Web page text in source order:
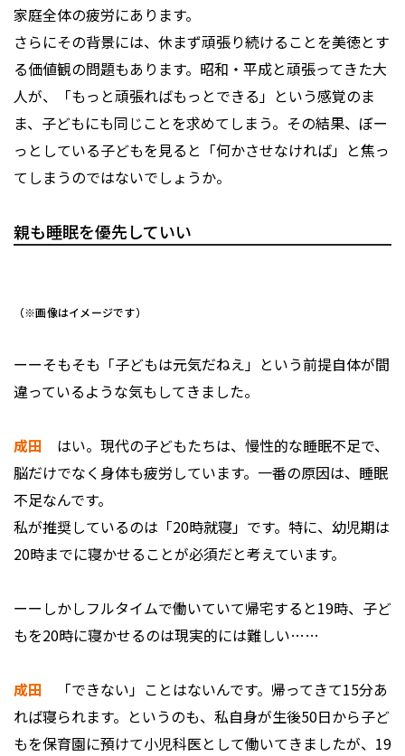
家庭全体の疲労にあります。
さらにその背景には、休まず頑張り続けることを美徳とす
る価値観の問題もあります。昭和・平成と頑張ってきた大
人が、「もっと頑張ればもっとできる」という感覚のま
ま、子どもにも同じことを求めてしまう。その結果、ぼー
っとしている子どもを見ると「何かさせなければ」と焦っ
てしまうのではないでしょうか。
親も睡眠を優先していい
（※画像はイメージです）
ーーそもそも「子どもは元気だねえ」という前提自体が間
違っているような気もしてきました。
成田 はい。現代の子どもたちは、慢性的な睡眠不足で、
脳だけでなく身体も疲労しています。一番の原因は、睡眠
不足なんです。
私が推奨しているのは「20時就寝」です。特に、幼児期は
20時までに寝かせることが必須だと考えています。
ーーしかしフルタイムで働いていて帰宅すると19時、子ど
もを20時に寝かせるのは現実的には難しい……
成田 「できない」ことはないんです。帰ってきて15分あ
れば寝られます。というのも、私自身が生後50日から子ど
もを保育園に預けて小児科医として働いてきましたが、19